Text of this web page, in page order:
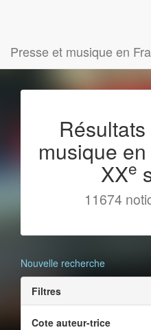
Presse et musique en
musique
XXe
11674
Nouvelle recherche
Filtres
Cote auteur-trice